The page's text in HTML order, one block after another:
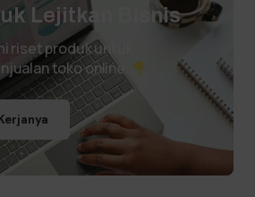
Lejitkan Bisnis
riset produk untuk
toko online.